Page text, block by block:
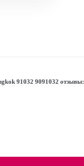
91032 9091032 отзывы: